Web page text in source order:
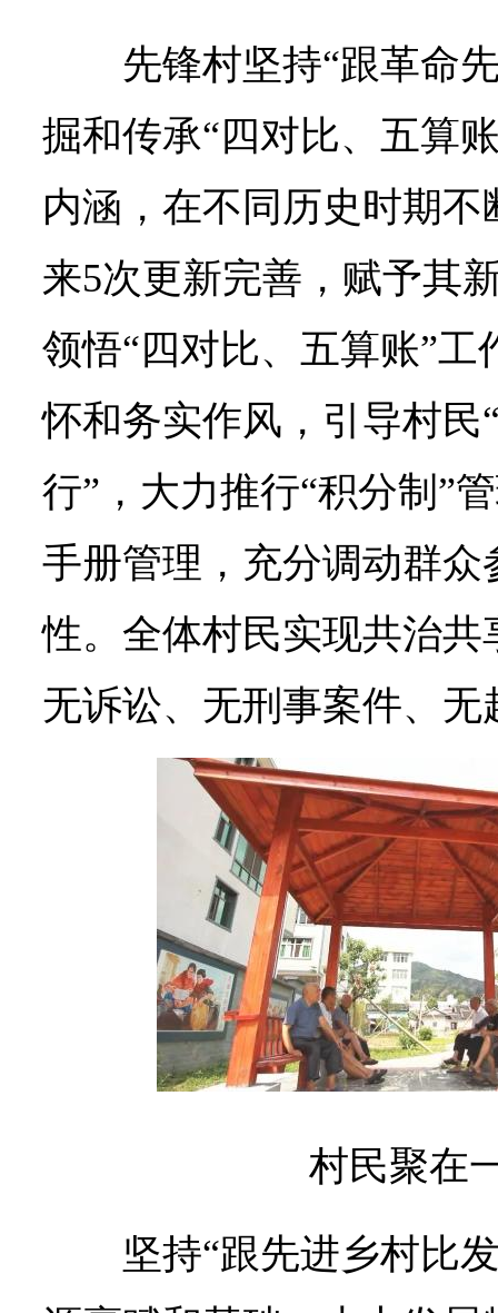
先锋村坚持“跟革命
掘和传承“四对比、五算
内涵，在不同历史时期
来5次更新完善，赋予其
领悟“四对比、五算账”
怀和务实作风，引导村民
行”，大力推行“积分制”
手册管理，充分调动群
性。全体村民实现共治共
无诉讼、无刑事案件、无
村民聚在
坚持“跟先进乡村比